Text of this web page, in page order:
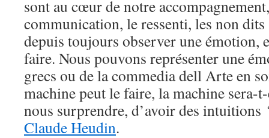
sont au cœur de notre
communication, le ressenti, les non
depuis toujours observer une émotion,
faire. Nous pouvons représenter une
grecs ou de la commedia dell Arte en
machine peut le faire, la machine sera-
nous surprendre, d’avoir des
Claude Heudin.